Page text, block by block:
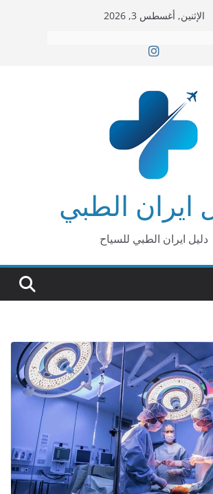
الإثنين, أغسطس 3, 2026
ايران الطبي
دليل ايران الطبي للسياح